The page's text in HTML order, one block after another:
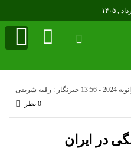
خبرنگار : رقیه شریفی
0 نظر
در ایران